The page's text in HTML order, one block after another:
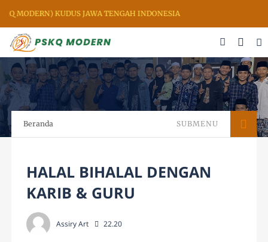
MODERN) KUDUS JAWA TENGAH INDONESIA
Beranda SUBMENU
HALAL BIHALAL DENGAN
KARIB & GURU
Assiry Art 22.20